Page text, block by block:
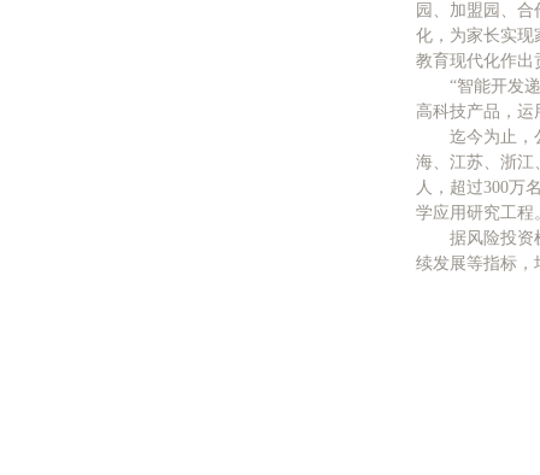
园、加盟园、合
化，为家长实现
教育现代化作出
“智能开发
高科技产品，运
迄今为止，
海、江苏、浙江
人，超过300万
学应用研究工程
据风险投资机
续发展等指标，